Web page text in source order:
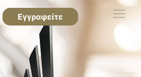
Εγγραφείτε